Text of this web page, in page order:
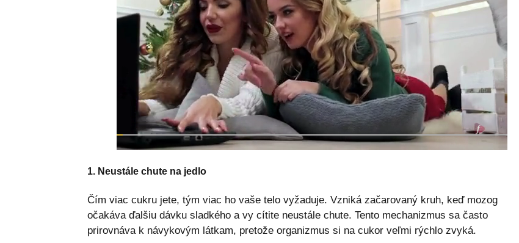
1. Neustále chute na jedlo
Čím viac cukru jete, tým viac ho vaše telo vyžaduje. Vzniká začarovaný kruh, keď mozog
očakáva ďalšiu dávku sladkého a vy cítite neustále chute. Tento mechanizmus sa často
prirovnáva k návykovým látkam, pretože organizmus si na cukor veľmi rýchlo zvyká.